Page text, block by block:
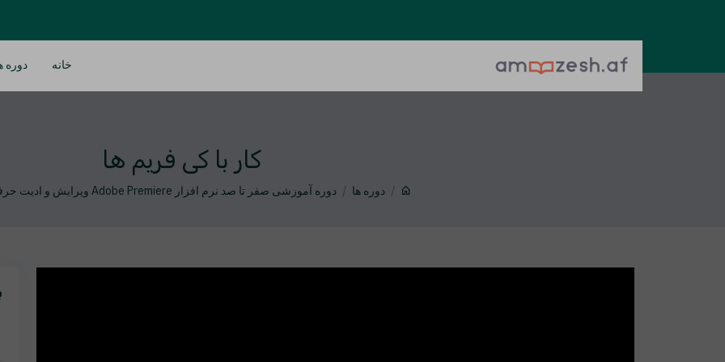
خانه دوره
کار با کی فریم ها
دوره ها دوره آموزشی صفر تا صد نرم افزار Adobe Premiere ویرایش و ادیت حرفه ای ویدیو